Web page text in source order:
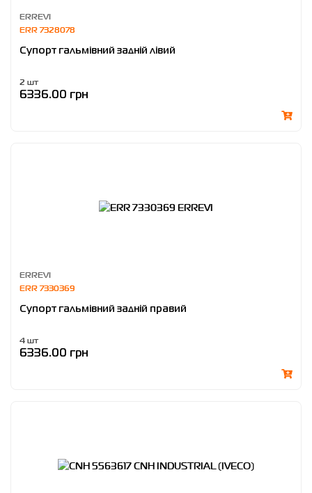
ERREVI
ERR 7328078
Супорт гальмівний задній лівий
2 шт
6336.00 грн
ERREVI
ERR 7330369
Супорт гальмівний задній правий
4 шт
6336.00 грн